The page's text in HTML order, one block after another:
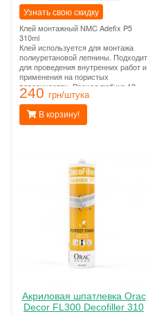
Узнать свою скидку
Клей монтажный NMC Adefix P5
310ml
Клей используется для монтажа
полиуретановой лепнины. Подходит
для проведения внутренних работ и
применения на пористых
поверхностях. Расход тюбика 12
метров погонных.
240 грн/штука
В корзину!
Акриловая шпатлевка Orac
Decor FL300 Decofiller 310